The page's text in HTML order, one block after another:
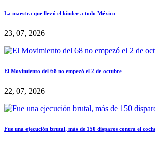
La maestra que llevó el kínder a todo México
23, 07, 2026
El Movimiento del 68 no empezó el 2 de octubre
22, 07, 2026
Fue una ejecución brutal, más de 150 disparos contra el